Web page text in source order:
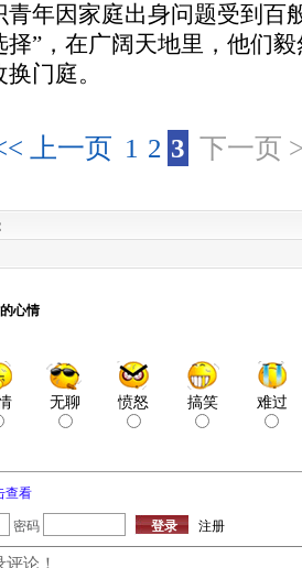
年因家庭出身问题受到百
择”，在广阔天地里，他们
门庭。
上一页 1 2 3 下一页
心情
无聊 愤怒 搞笑 难过
查看
密码 注册